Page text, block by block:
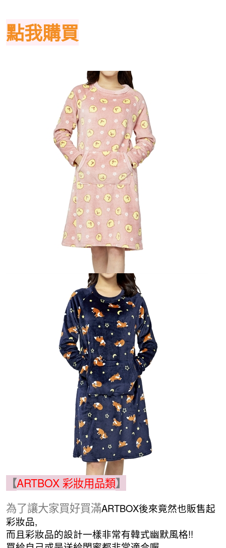
點我購買
【ARTBOX 彩妝用品類】
為了讓大家買好買滿ARTBOX後來竟然也販售起
彩妝品,
而且彩妝品的設計一樣非常有韓式幽默風格!!